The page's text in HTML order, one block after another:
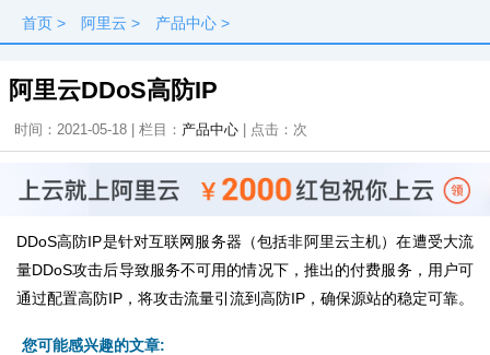
首页 > 阿里云 > 产品中心 >
阿里云DDoS高防IP
时间：2021-05-18 | 栏目： 产品中心 | 点击： 次
DDoS高防IP是针对互联网服务器（包括非阿里云主机）在遭受大流
量DDoS攻击后导致服务不可用的情况下，推出的付费服务，用户可
通过配置高防IP，将攻击流量引流到高防IP，确保源站的稳定可靠。
您可能感兴趣的文章: